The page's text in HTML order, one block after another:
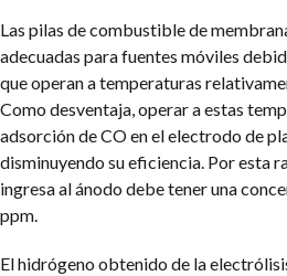
Las pilas de combustible de
adecuadas para fuentes móviles
que operan a temperaturas
Como desventaja, operar a estas
adsorción de CO en el electrodo de
disminuyendo su eficiencia. Por esta
ingresa al ánodo debe tener una
ppm.
El hidrógeno obtenido de la